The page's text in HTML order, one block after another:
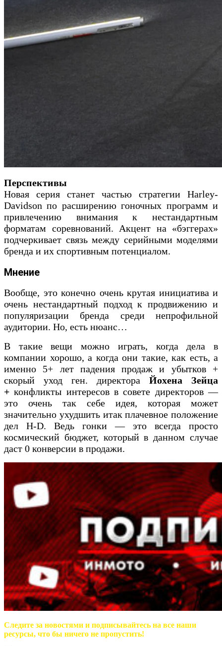
Перспективы
Новая серия станет частью стратегии Harley-
Davidson по расширению гоночных программ и
привлечению внимания к нестандартным
форматам соревнований. Акцент на «бэггерах»
подчеркивает связь между серийными моделями
бренда и их спортивным потенциалом.
Мнение
Вообще, это конечно очень крутая инициатива и
очень нестандартный подход к продвижению и
популяризации бренда среди непрофильной
аудитории. Но, есть нюанс…
В такие вещи можно играть, когда дела в
компании хорошо, а когда они такие, как есть, а
именно 5+ лет падения продаж и убытков +
скорый уход ген. директора Йохена Зейца
+конфликты интересов в совете директоров —
это очень так себе идея, которая может
значительно ухудшить итак плачевное положение
дел H-D. Ведь гонки — это всегда просто
космический бюджет, который в данном случае
даст 0 конверсии в продажи.
Следите за новостями и подписывайтесь на все наши
ресурсы, что бы ничего не пропустить!